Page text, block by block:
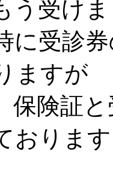
う受け
に受診
ますが
保険証
おりま